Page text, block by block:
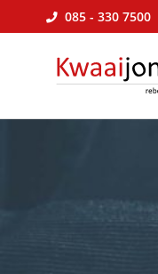
085 - 330 7500
Kwaaijongens
BLOG
kenniscafé